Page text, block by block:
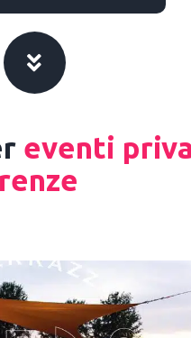
eventi